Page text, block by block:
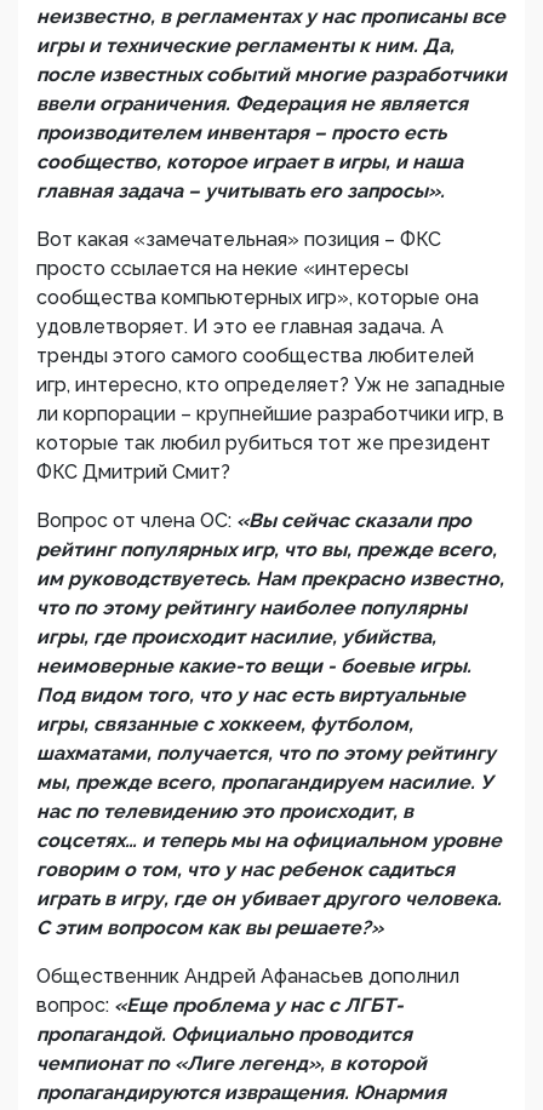
неизвестно, в регламентах у нас прописаны все
игры и технические регламенты к ним. Да,
после известных событий многие разработчики
ввели ограничения. Федерация не является
производителем инвентаря – просто есть
сообщество, которое играет в игры, и наша
главная задача – учитывать его запросы».
Вот какая «замечательная» позиция – ФКС
просто ссылается на некие «интересы
сообщества компьютерных игр», которые она
удовлетворяет. И это ее главная задача. А
тренды этого самого сообщества любителей
игр, интересно, кто определяет? Уж не западные
ли корпорации – крупнейшие разработчики игр, в
которые так любил рубиться тот же президент
ФКС Дмитрий Смит?
Вопрос от члена ОС: «Вы сейчас сказали про
рейтинг популярных игр, что вы, прежде всего,
им руководствуетесь. Нам прекрасно известно,
что по этому рейтингу наиболее популярны
игры, где происходит насилие, убийства,
неимоверные какие-то вещи - боевые игры.
Под видом того, что у нас есть виртуальные
игры, связанные с хоккеем, футболом,
шахматами, получается, что по этому рейтингу
мы, прежде всего, пропагандируем насилие. У
нас по телевидению это происходит, в
соцсетях… и теперь мы на официальном уровне
говорим о том, что у нас ребенок садиться
играть в игру, где он убивает другого человека.
С этим вопросом как вы решаете?»
Общественник Андрей Афанасьев дополнил
вопрос: «Еще проблема у нас с ЛГБТ-
пропагандой. Официально проводится
чемпионат по «Лиге легенд», в которой
пропагандируются извращения. Юнармия